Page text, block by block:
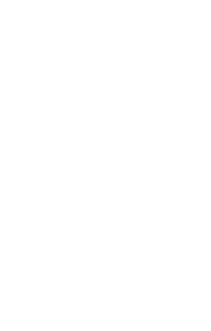
за контактування з
мов різних країн